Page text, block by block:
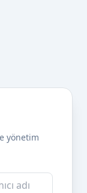
yönetim